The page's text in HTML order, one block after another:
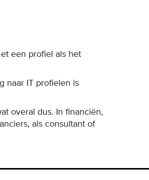
een profiel als het
naar IT profielen is
overal dus. In financiën,
als consultant of